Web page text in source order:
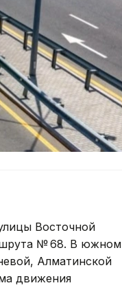
Восточной
№ 68. В южном
Алматинской
движения